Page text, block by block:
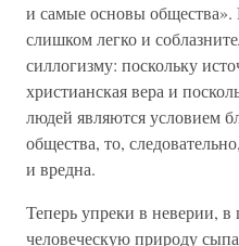
и самые основы
слишком легко и
силлогизму: поскольку
христианская вера и
людей являются условием
общества, то,
и вредна.
Теперь упреки в неверии, в
человеческую природу